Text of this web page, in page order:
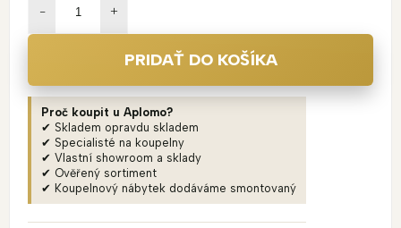
PRIDAŤ DO KOŠÍKA
Proč koupit u Aplomo?
✔ Skladem opravdu skladem
✔ Specialisté na koupelny
✔ Vlastní showroom a sklady
✔ Ověřený sortiment
✔ Koupelnový nábytek dodáváme smontovaný